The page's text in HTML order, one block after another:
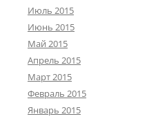
Июль 2015
Июнь 2015
Май 2015
Апрель 2015
Март 2015
Февраль 2015
Январь 2015